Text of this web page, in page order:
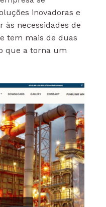
inovadoras e
às necessidades de
tem mais de duas
que a torna um